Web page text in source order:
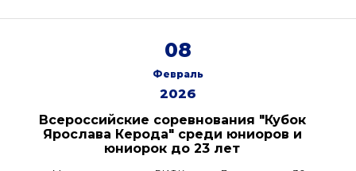
08
Февраль
2026
Всероссийские соревнования "Кубок
Ярослава Керода" среди юниоров и
юниорок до 23 лет